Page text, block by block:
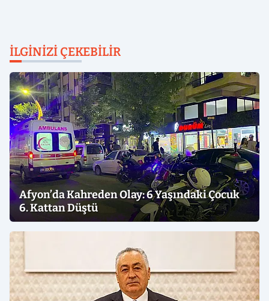
İLGINIZI ÇEKEBILIR
Afyon’da Kahreden Olay: 6 Yaşındaki Çocuk
6. Kattan Düştü